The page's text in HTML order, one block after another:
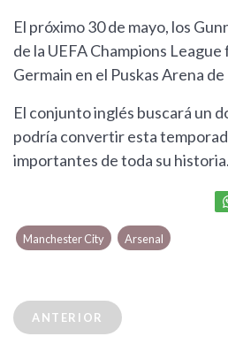
El próximo 30 de mayo, los
de la UEFA Champions
Germain en el Puskas Arena
El conjunto inglés buscará un
podría convertir esta
importantes de toda su historia.
Manchester City Arsenal
ANTERIOR